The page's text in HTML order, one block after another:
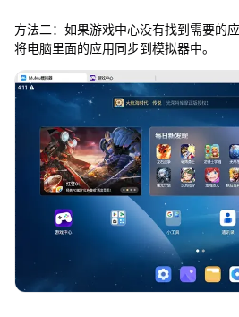
方法二：如果游戏中心没有找到需要的
将电脑里面的应用同步到模拟器中。